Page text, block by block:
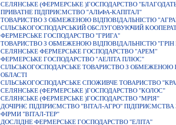
СЕЛЯНСЬКЕ (ФЕРМЕРСЬКЕ )ГОСПОДАРСТВО
ПРИВАТНЕ ПIДПРИЄМСТВО "АЛЬФА-КАПIТАЛ"
ТОВАРИСТВО З ОБМЕЖЕНОЮ ВIДПОВIДАЛЬНIСТЮ
СIЛЬСЬКОГОСПОДАРСЬКИЙ ОБСЛУГОВУЮЧИЙ
ФЕРМЕРСЬКЕ ГОСПОДАРСТВО "ГРИГА"
ТОВАРИСТВО З ОБМЕЖЕНОЮ ВIДПОВIДАЛЬНIСТЮ "ГРIН
СЕЛЯНСЬКЕ ФЕРМЕРСЬКЕ ГОСПОДАРСТВО "АРЕМ"
ФЕРМЕРСЬКЕ ГОСПОДАРСТВО "АЕЛІТА ПЛЮС"
СIЛЬСЬКОГОСПОДАРСЬКЕ ТОВАРИСТВО З
ОБЛАСТI
СIЛЬСЬКОГОСПОДАРСЬКЕ СПОЖИВЧЕ ТОВАРИСТВО
СЕЛЯНСЬКЕ (ФЕРМЕРСЬКЕ )ГОСПОДАРСТВО "КОЛОС"
СЕЛЯНСЬКЕ (ФЕРМЕРСЬКЕ )ГОСПОДАРСТВО "МРIЯ"
ДОЧIРНЄ ПIДПРИЄМСТВО "ВIТАЛ-АГРО"
ФIРМИ "ВIТАЛ-ТЕР"
ДОСЛIДНЕ ФЕРМЕРСЬКЕ ГОСПОДАРСТВО "ЕЛIТА"